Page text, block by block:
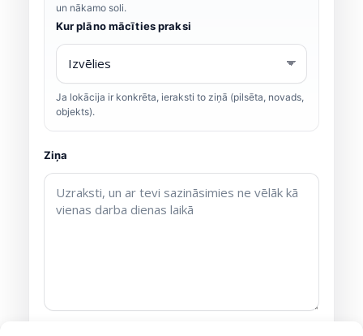
un nākamo soli.
Kur plāno mācīties praksi
Ja lokācija ir konkrēta, ieraksti to ziņā (pilsēta, novads,
objekts).
Ziņa